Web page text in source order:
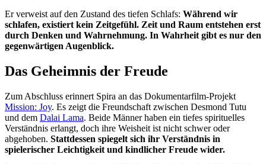
Er verweist auf den Zustand des tiefen Schlafs: Während wir
schlafen, existiert kein Zeitgefühl. Zeit und Raum entstehen erst
durch Denken und Wahrnehmung. In Wahrheit gibt es nur den
gegenwärtigen Augenblick.
Das Geheimnis der Freude
Zum Abschluss erinnert Spira an das Dokumentarfilm-Projekt
Mission: Joy. Es zeigt die Freundschaft zwischen Desmond Tutu
und dem Dalai Lama. Beide Männer haben ein tiefes spirituelles
Verständnis erlangt, doch ihre Weisheit ist nicht schwer oder
abgehoben. Stattdessen spiegelt sich ihr Verständnis in
spielerischer Leichtigkeit und kindlicher Freude wider.